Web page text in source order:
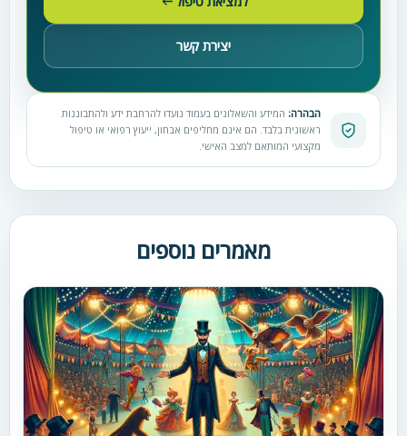
יצירת קשר
הבהרה: המידע והשאלונים בעמוד נועדו להרחבת ידע ולהתבוננות
ראשונית בלבד. הם אינם מחליפים אבחון, ייעוץ רפואי או טיפול
מקצועי המותאם למצב האישי.
מאמרים נוספים